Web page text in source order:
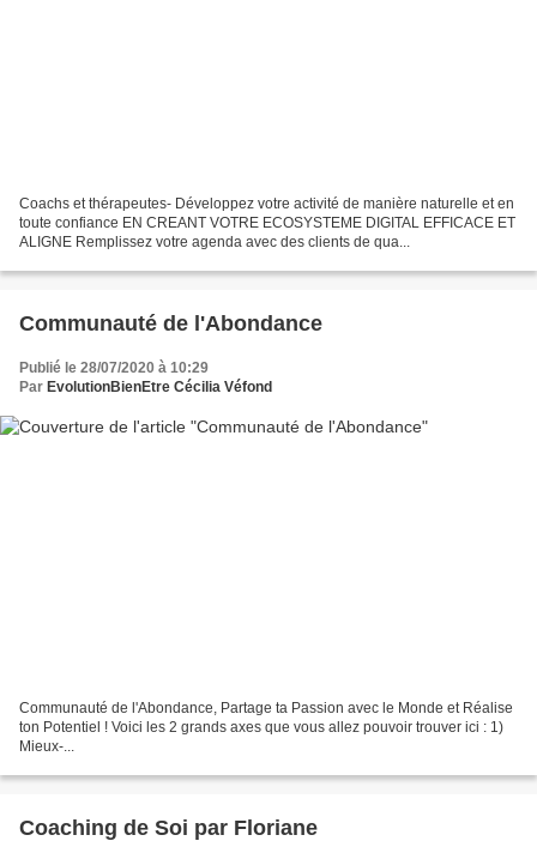
Coachs et thérapeutes- Développez votre activité de manière naturelle et en
toute confiance EN CREANT VOTRE ECOSYSTEME DIGITAL EFFICACE ET
ALIGNE Remplissez votre agenda avec des clients de qua...
Communauté de l'Abondance
Publié le 28/07/2020 à 10:29
Par EvolutionBienEtre Cécilia Véfond
Communauté de l'Abondance, Partage ta Passion avec le Monde et Réalise
ton Potentiel ! Voici les 2 grands axes que vous allez pouvoir trouver ici : 1)
Mieux-...
Coaching de Soi par Floriane